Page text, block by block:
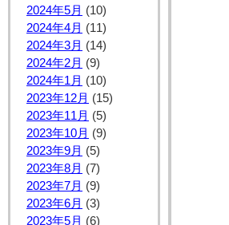
2024年5月 (10)
2024年4月 (11)
2024年3月 (14)
2024年2月 (9)
2024年1月 (10)
2023年12月 (15)
2023年11月 (5)
2023年10月 (9)
2023年9月 (5)
2023年8月 (7)
2023年7月 (9)
2023年6月 (3)
2023年5月 (6)